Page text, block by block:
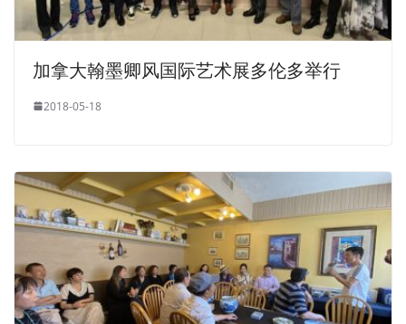
加拿大翰墨卿风国际艺术展多伦多举行
2018-05-18